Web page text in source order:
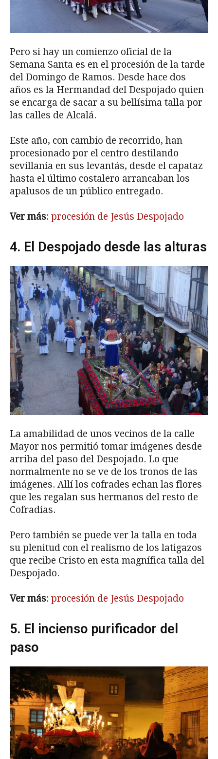
Pero si hay un comienzo oficial de la
Semana Santa es en el procesión de la tarde
del Domingo de Ramos. Desde hace dos
años es la Hermandad del Despojado quien
se encarga de sacar a su bellísima talla por
las calles de Alcalá.
Este año, con cambio de recorrido, han
procesionado por el centro destilando
sevillanía en sus levantás, desde el capataz
hasta el último costalero arrancaban los
apalusos de un público entregado.
Ver más: procesión de Jesús Despojado
4. El Despojado desde las alturas
La amabilidad de unos vecinos de la calle
Mayor nos permitió tomar imágenes desde
arriba del paso del Despojado. Lo que
normalmente no se ve de los tronos de las
imágenes. Allí los cofrades echan las flores
que les regalan sus hermanos del resto de
Cofradías.
Pero también se puede ver la talla en toda
su plenitud con el realismo de los latigazos
que recibe Cristo en esta magnífica talla del
Despojado.
Ver más: procesión de Jesús Despojado
5. El incienso purificador del
paso